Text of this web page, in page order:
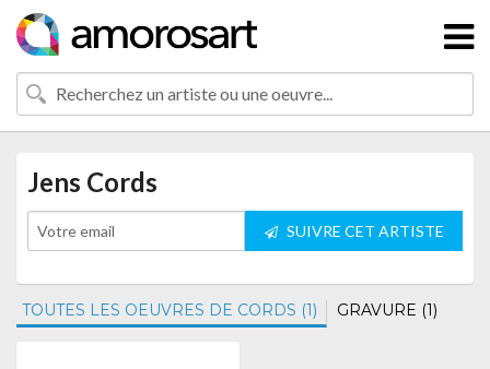
Jens Cords
SUIVRE CET ARTISTE
TOUTES LES OEUVRES DE CORDS (1) GRAVURE (1)